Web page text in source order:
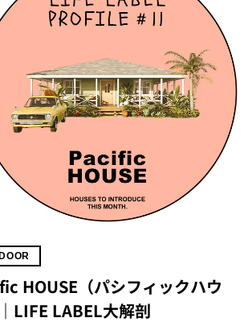
HOUSE（パシフィックハウ
LIFE LABEL大解剖